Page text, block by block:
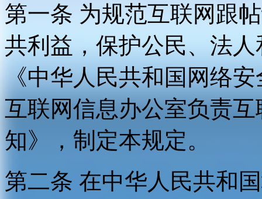
第一条 为规范互联网跟
共利益，保护公民、法
《中华人民共和国网络
互联网信息办公室负责
知》，制定本规定。
第二条 在中华人民共和